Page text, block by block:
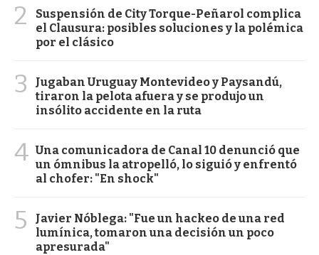
2
Suspensión de City Torque-Peñarol complica
el Clausura: posibles soluciones y la polémica
por el clásico
3
Jugaban Uruguay Montevideo y Paysandú,
tiraron la pelota afuera y se produjo un
insólito accidente en la ruta
4 Una comunicadora de Canal 10 denunció que
un ómnibus la atropelló, lo siguió y enfrentó
al chofer: "En shock"
5
Javier Nóblega: "Fue un hackeo de una red
lumínica, tomaron una decisión un poco
apresurada"